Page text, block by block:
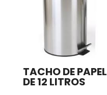
TACHO DE PAPEL
DE 12 LITROS